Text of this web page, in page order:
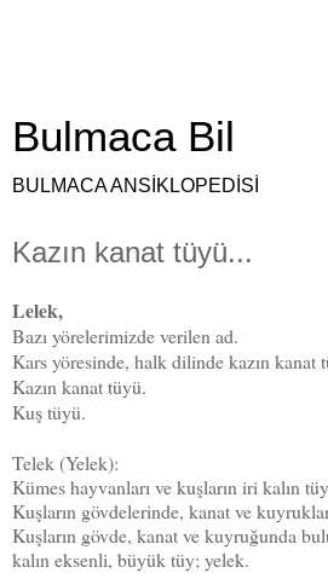
Bulmaca Bil
BULMACA ANSİKLOPEDİSİ
Kazın kanat tüyü...
Lelek,
Bazı yörelerimizde verilen ad.
Kars yöresinde, halk dilinde kazın kanat
Kazın kanat tüyü.
Kuş tüyü.
Telek (Yelek):
Kümes hayvanları ve kuşların iri kalın
Kuşların gövdelerinde, kanat ve
Kuşların gövde, kanat ve kuyruğunda
kalın eksenli, büyük tüy; yelek.